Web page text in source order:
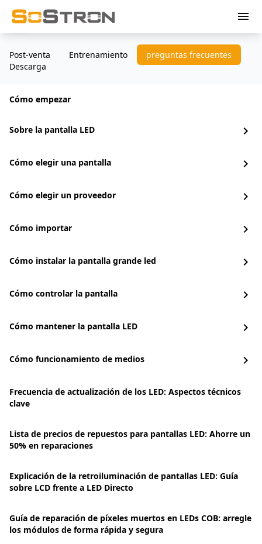
menu
Post-venta Entrenamiento
preguntas frecuentes
Descarga
Cómo empezar
Sobre la pantalla LED chevron_right
Cómo elegir una pantalla chevron_right
Cómo elegir un proveedor chevron_right
Cómo importar chevron_right
Cómo instalar la pantalla grande led chevron_right
Cómo controlar la pantalla chevron_right
Cómo mantener la pantalla LED chevron_right
Cómo funcionamiento de medios chevron_right
Frecuencia de actualización de los LED: Aspectos técnicos
clave
Lista de precios de repuestos para pantallas LED: Ahorre un
50% en reparaciones
Explicación de la retroiluminación de pantallas LED: Guía
sobre LCD frente a LED Directo
Guía de reparación de píxeles muertos en LEDs COB: arregle
los módulos de forma rápida y segura